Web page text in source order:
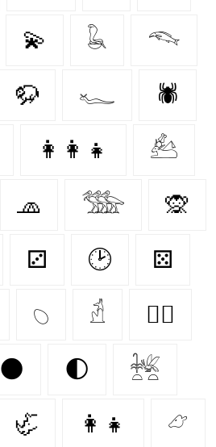
💫 𓆘 𓆞
🦬 𓆑 🕷️
👩‍👩‍👧 𓃕
🧢 𓅢 🙊
⚂ 🕑 ⚄
𓆇 𓁢 🐕‍🦺
🌑 🌓 𓆥
🦏 👩‍👧 𓃿